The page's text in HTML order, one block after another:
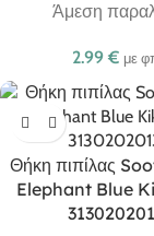
Άμεση
2.99 € με
Θήκη πιπίλας
Elephant Blue